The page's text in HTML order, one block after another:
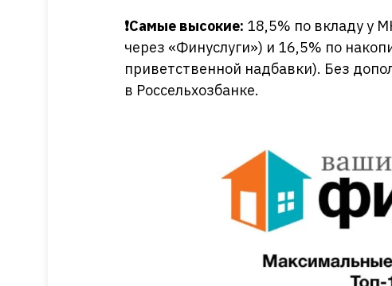
❗️Самые высокие: 18,5% по вкладу у
через «Финуслуги») и 16,5% по
приветственной надбавки). Без
в Россельхозбанке.